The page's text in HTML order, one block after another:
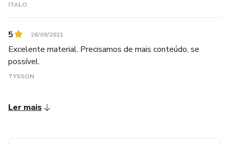
Matriz de Confusão
Métricas de Acurácia
Cálculo de Área e Contagem de Pixel
ITALO
5 26/09/2021
Excelente material. Precisamos de mais conteúdo, se
possível.
TYSSON
Ler mais